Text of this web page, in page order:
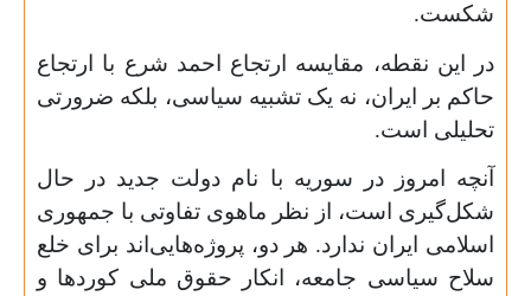
شکست.
در این نقطه، مقایسه ارتجاع احمد شرع با ارتجاع
حاکم بر ایران، نه یک تشبیه سیاسی، بلکه ضرورتی
تحلیلی است.
آنچه امروز در سوریه با نام دولت جدید در حال
شکل‌گیری است، از نظر ماهوی تفاوتی با جمهوری
اسلامی ایران ندارد. هر دو، پروژه‌هایی‌اند برای خلع
سلاح سیاسی جامعه، انکار حقوق ملی کوردها و